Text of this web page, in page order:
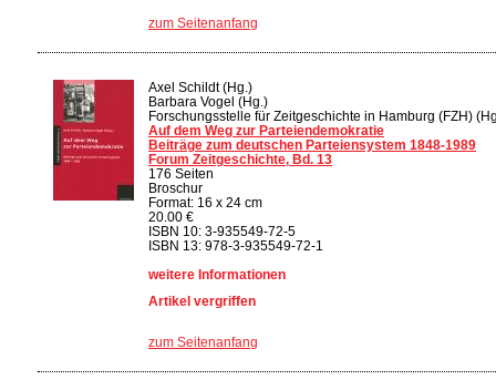
zum Seitenanfang
Axel Schildt (Hg.)
Barbara Vogel (Hg.)
Forschungsstelle für Zeitgeschichte in Hamburg (FZH)
Auf dem Weg zur Parteiendemokratie
Beiträge zum deutschen Parteiensystem 1848-1989
Forum Zeitgeschichte, Bd. 13
176 Seiten
Broschur
Format: 16 x 24 cm
20.00 €
ISBN 10: 3-935549-72-5
ISBN 13: 978-3-935549-72-1
weitere Informationen
Artikel vergriffen
zum Seitenanfang